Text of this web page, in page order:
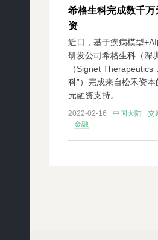
希格生科完成数千万
资
近日，基于疾病模型
研发公司希格生科（深
（Signet Therapeutics
科”）完成来自松禾资
元融资支持。
2022-02-16 中国大陆 交
金融